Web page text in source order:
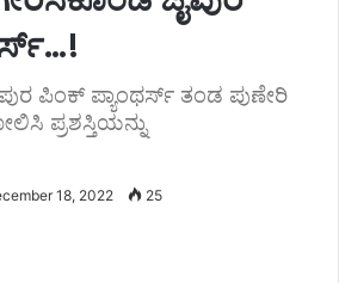
ಪಿಂಕ್ ಪ್ಯಾಂಥರ್ಸ್ ತಂಡ ಪುಣೇರಿ
ಪ್ರಶಸ್ತಿಯನ್ನು
18, 2022 25